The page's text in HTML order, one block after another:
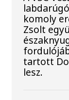
komoly
Zsolt
tartott
lesz.